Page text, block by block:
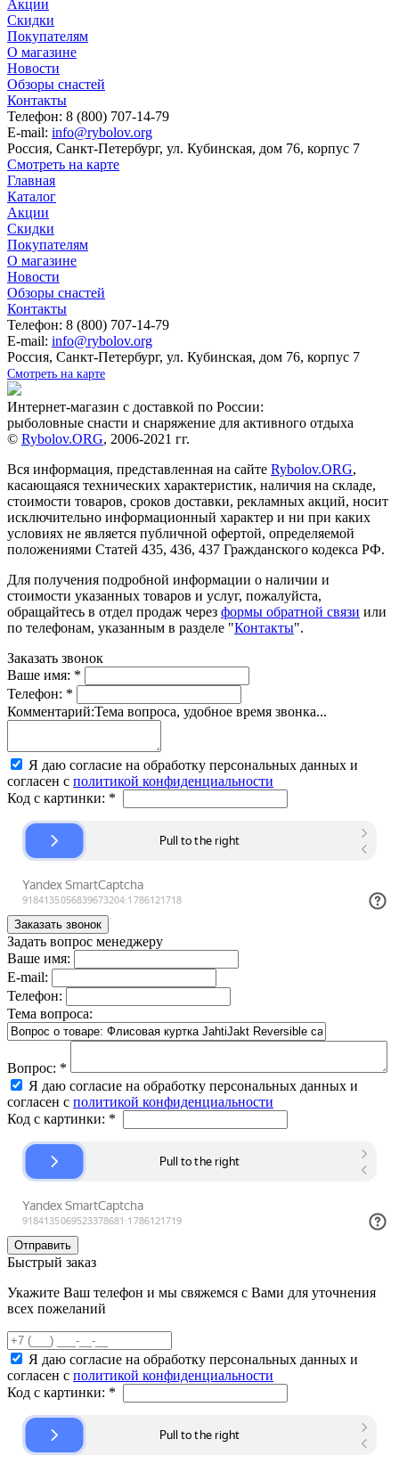
Акции
Скидки
Покупателям
О магазине
Новости
Обзоры снастей
Контакты
Телефон: 8 (800) 707-14-79
E-mail: info@rybolov.org
Россия, Санкт-Петербург, ул. Кубинская, дом 76, корпус 7
Смотреть на карте
Главная
Каталог
Акции
Скидки
Покупателям
О магазине
Новости
Обзоры снастей
Контакты
Телефон: 8 (800) 707-14-79
E-mail: info@rybolov.org
Россия, Санкт-Петербург, ул. Кубинская, дом 76, корпус 7
Смотреть на карте
Интернет-магазин с доставкой по России:
рыболовные снасти и снаряжение для активного отдыха
© Rybolov.ORG, 2006-2021 гг.
Вся информация, представленная на сайте Rybolov.ORG,
касающаяся технических характеристик, наличия на складе,
стоимости товаров, сроков доставки, рекламных акций, носит
исключительно информационный характер и ни при каких
условиях не является публичной офертой, определяемой
положениями Статей 435, 436, 437 Гражданского кодекса РФ.
Для получения подробной информации о наличии и
стоимости указанных товаров и услуг, пожалуйста,
обращайтесь в отдел продаж через формы обратной связи или
по телефонам, указанным в разделе "Контакты".
Заказать звонок
Ваше имя: *
Телефон: *
Комментарий:Тема вопроса, удобное время звонка...
Я даю согласие на обработку персональных данных и
согласен с политикой конфиденциальности
Код с картинки: *
Задать вопрос менеджеру
Ваше имя:
E-mail:
Телефон:
Тема вопроса:
Вопрос: *
Я даю согласие на обработку персональных данных и
согласен с политикой конфиденциальности
Код с картинки: *
Быстрый заказ
Укажите Ваш телефон и мы свяжемся с Вами для уточнения
всех пожеланий
Я даю согласие на обработку персональных данных и
согласен с политикой конфиденциальности
Код с картинки: *